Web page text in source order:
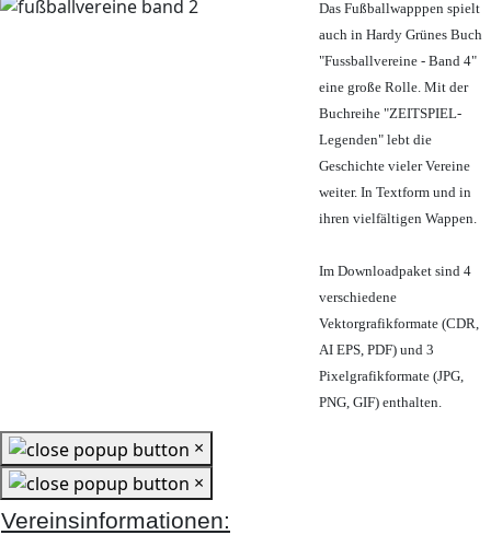
Das Fußballwapppen spielt
auch in Hardy Grünes Buch
"Fussballvereine - Band 4"
eine große Rolle. Mit der
Buchreihe "ZEITSPIEL-
Legenden" lebt die
Geschichte vieler Vereine
weiter. In Textform und in
ihren vielfältigen Wappen.
Im Downloadpaket sind 4
verschiedene
Vektorgrafikformate (CDR,
AI EPS, PDF) und 3
Pixelgrafikformate (JPG,
PNG, GIF) enthalten.
×
×
Vereinsinformationen: